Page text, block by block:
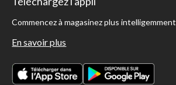
Commencez à magasinez plus intelligemment
En savoir plus